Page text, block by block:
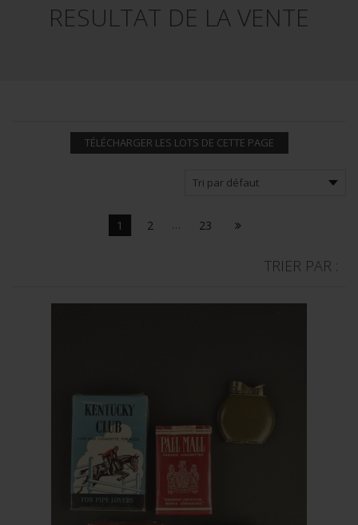
RESULTAT DE LA VENTE
TÉLÉCHARGER LES LOTS DE CETTE PAGE
1 2 … 23
TRIER PAR :